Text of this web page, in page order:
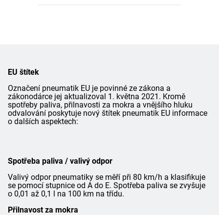
EU štítek
Označení pneumatik EU je povinné ze zákona a
zákonodárce jej aktualizoval 1. května 2021. Kromě
spotřeby paliva, přilnavosti za mokra a vnějšího hluku
odvalování poskytuje nový štítek pneumatik EU informace
o dalších aspektech:
Spotřeba paliva / valivý odpor
Valivý odpor pneumatiky se měří při 80 km/h a klasifikuje
se pomocí stupnice od A do E. Spotřeba paliva se zvyšuje
o 0,01 až 0,1 l na 100 km na třídu.
Přilnavost za mokra